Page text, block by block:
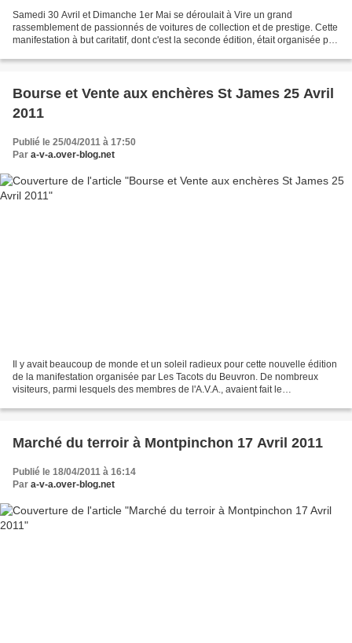
Samedi 30 Avril et Dimanche 1er Mai se déroulait à Vire un grand
rassemblement de passionnés de voitures de collection et de prestige. Cette
manifestation à but caritatif, dont c'est la seconde édition, était organisée par
Bourse et Vente aux enchères St James 25 Avril
2011
Publié le 25/04/2011 à 17:50
Par a-v-a.over-blog.net
Il y avait beaucoup de monde et un soleil radieux pour cette nouvelle édition
de la manifestation organisée par Les Tacots du Beuvron. De nombreux
visiteurs, parmi lesquels des membres de l'A.V.A., avaient fait le
Marché du terroir à Montpinchon 17 Avril 2011
Publié le 18/04/2011 à 16:14
Par a-v-a.over-blog.net